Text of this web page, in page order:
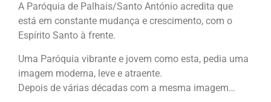
A Paróquia de Palhais/Santo António acredita que
está em constante mudança e crescimento, com o
Espírito Santo à frente.
Uma Paróquia vibrante e jovem como esta, pedia uma
imagem moderna, leve e atraente.
Depois de várias décadas com a mesma imagem…